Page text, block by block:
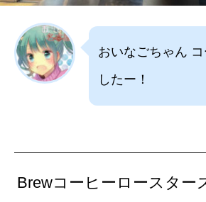
おいなごちゃん
したー！
Brewコーヒーロースター